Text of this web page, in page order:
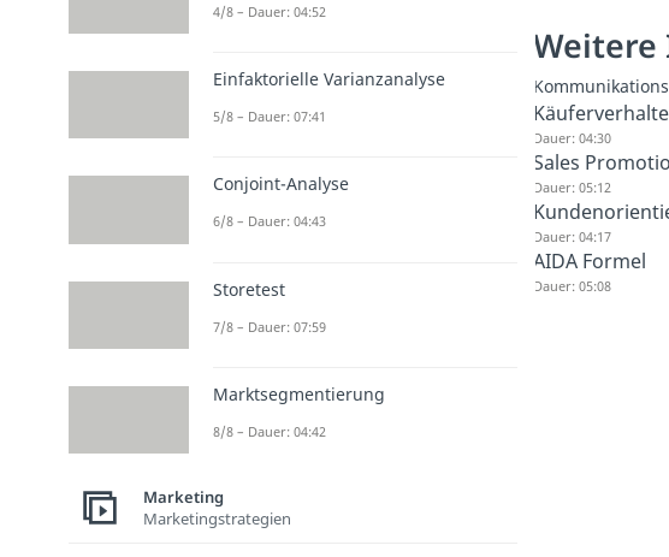
Dauer: 04:30
Sales
Dauer: 05:12
Dauer: 04:17
AIDA Formel
Dauer: 05:08
4/8 – Dauer: 04:52
Einfaktorielle Varianzanalyse
5/8 – Dauer: 07:41
Conjoint-Analyse
6/8 – Dauer: 04:43
Storetest
7/8 – Dauer: 07:59
Marktsegmentierung
8/8 – Dauer: 04:42
Marketing
Marketingstrategien